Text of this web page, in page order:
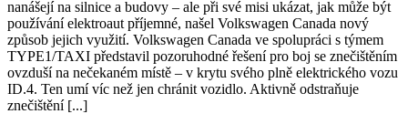
nanášejí na silnice a budovy – ale při své misi ukázat, jak může být
používání elektroaut příjemné, našel Volkswagen Canada nový
způsob jejich využití. Volkswagen Canada ve spolupráci s týmem
TYPE1/TAXI představil pozoruhodné řešení pro boj se znečištěním
ovzduší na nečekaném místě – v krytu svého plně elektrického vozu
ID.4. Ten umí víc než jen chránit vozidlo. Aktivně odstraňuje
znečištění [...]